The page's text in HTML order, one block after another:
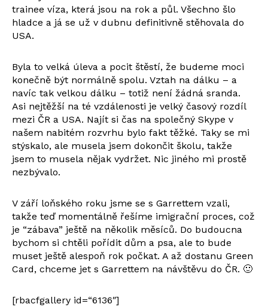
trainee víza, která jsou na rok a půl. Všechno šlo
hladce a já se už v dubnu definitivně stěhovala do
USA.
Byla to velká úleva a pocit štěstí, že budeme moci
konečně být normálně spolu. Vztah na dálku – a
navíc tak velkou dálku – totiž není žádná sranda.
Asi nejtěžší na té vzdálenosti je velký časový rozdíl
mezi ČR a USA. Najít si čas na společný Skype v
našem nabitém rozvrhu bylo fakt těžké. Taky se mi
stýskalo, ale musela jsem dokončit školu, takže
jsem to musela nějak vydržet. Nic jiného mi prostě
nezbývalo.
V září loňského roku jsme se s Garrettem vzali,
takže teď momentálně řešíme imigrační proces, což
je “zábava” ještě na několik měsíců. Do budoucna
bychom si chtěli pořídit dům a psa, ale to bude
muset ještě alespoň rok počkat. A až dostanu Green
Card, chceme jet s Garrettem na návštěvu do ČR. 🙂
[rbacfgallery id=“6136″]